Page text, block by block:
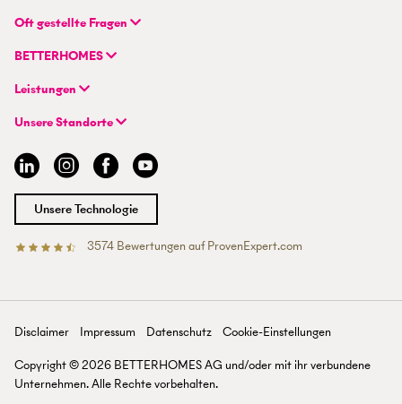
BETTERHOMES (Schweiz) AG
Hauptsitz
Flurstrasse 55
info@betterhomes.ch
Oft gestellte Fragen
FAQ | Immobilienbewertung
FAQ | Immobilienmakler/-in werden
BETTERHOMES
Unternehmen
Hybrides Maklermodell
BETTERHOMES-Erfahrungen
Jobs
Standorte
Presse
Leistungen
Immobilie suchen
Immobilie bewerten
Immobilien-Ratgeber
Immobilienmakler/-in werden
Unsere Standorte
Aargau
Basel
Chur
Lausanne
Luzern
St. Gallen
Zürichsee
Unsere Technologie
3574Bewertungen auf ProvenExpert.com
Disclaimer Impressum Datenschutz
Cookie-Einstellungen
Copyright ©2026 BETTERHOMES AG und/oder mit ihr verbundene
Unternehmen. Alle Rechte vorbehalten.